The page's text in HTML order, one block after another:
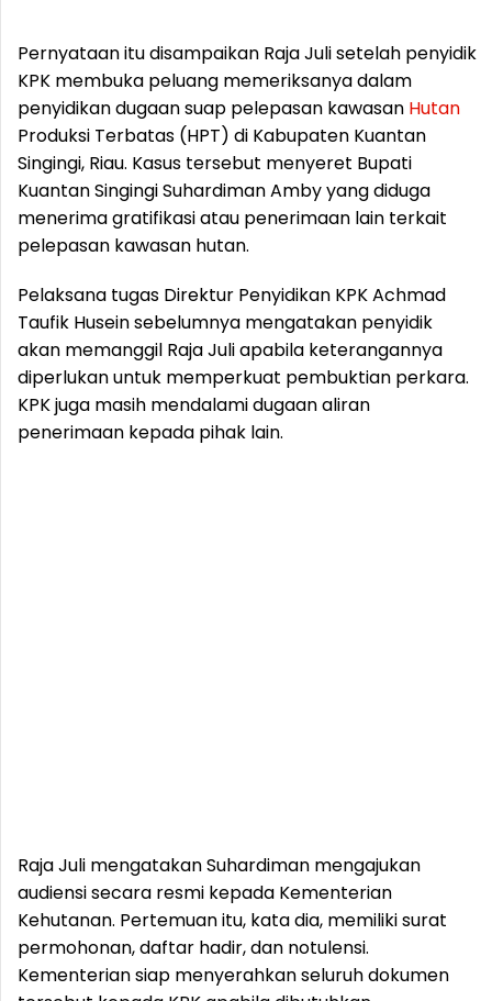
Pernyataan itu disampaikan Raja Juli setelah penyidik
KPK membuka peluang memeriksanya dalam
penyidikan dugaan suap pelepasan kawasan Hutan
Produksi Terbatas (HPT) di Kabupaten Kuantan
Singingi, Riau. Kasus tersebut menyeret Bupati
Kuantan Singingi Suhardiman Amby yang diduga
menerima gratifikasi atau penerimaan lain terkait
pelepasan kawasan hutan.
Pelaksana tugas Direktur Penyidikan KPK Achmad
Taufik Husein sebelumnya mengatakan penyidik
akan memanggil Raja Juli apabila keterangannya
diperlukan untuk memperkuat pembuktian perkara.
KPK juga masih mendalami dugaan aliran
penerimaan kepada pihak lain.
Raja Juli mengatakan Suhardiman mengajukan
audiensi secara resmi kepada Kementerian
Kehutanan. Pertemuan itu, kata dia, memiliki surat
permohonan, daftar hadir, dan notulensi.
Kementerian siap menyerahkan seluruh dokumen